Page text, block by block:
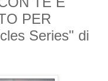
PER
Series" di